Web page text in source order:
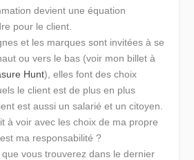
devient une équation
pour le client.
et les marques sont invitées à se
ou vers le bas (voir mon billet à
Hunt), elles font des choix
le client est de plus en plus
est aussi un salarié et un citoyen.
à voir avec les choix de ma propre
ma responsabilité ?
vous trouverez dans le dernier